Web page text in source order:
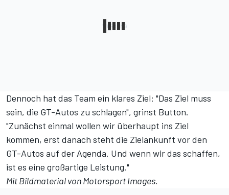
Dennoch hat das Team ein klares Ziel: "Das Ziel muss
sein, die GT-Autos zu schlagen", grinst Button.
"Zunächst einmal wollen wir überhaupt ins Ziel
kommen, erst danach steht die Zielankunft vor den
GT-Autos auf der Agenda. Und wenn wir das schaffen,
ist es eine großartige Leistung."
Mit Bildmaterial von Motorsport Images.